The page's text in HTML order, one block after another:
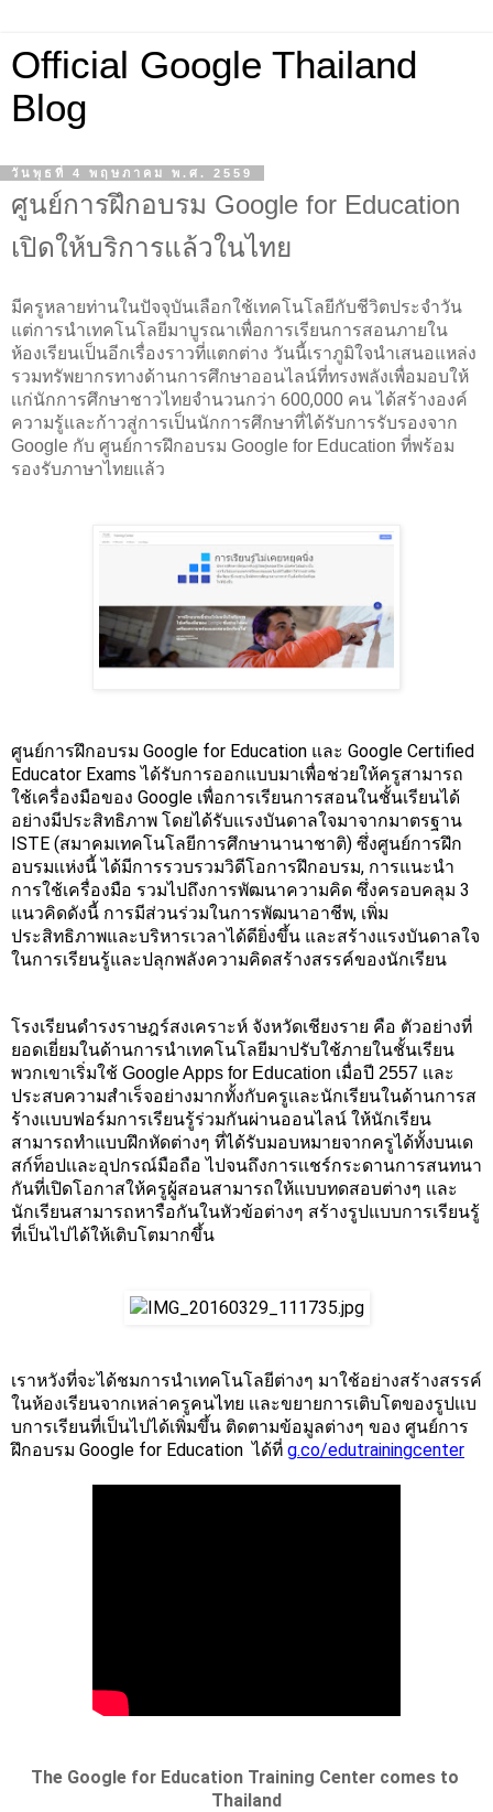
Official Google Thailand
Blog
วันพุธที่ 4 พฤษภาคม พ.ศ. 2559
ศูนย์การฝึกอบรม Google for Education
เปิดให้บริการแล้วในไทย
มีครูหลายท่านในปัจจุบันเลือกใช้เทคโนโลยีกับชีวิตประจำวัน
แต่การนำเทคโนโลยีมาบูรณาเพื่อการเรียนการสอนภายใน
ห้องเรียนเป็นอีกเรื่องราวที่แตกต่าง วันนี้เราภูมิใจนำเสนอแหล่ง
รวมทรัพยากรทางด้านการศึกษาออนไลน์ที่ทรงพลังเพื่อมอบให้
เเก่นักการศึกษาชาวไทยจำนวนกว่า 600,000 คน ได้สร้างองค์
ความรู้และก้าวสู่การเป็นนักการศึกษาที่ได้รับการรับรองจาก
Google กับ ศูนย์การฝึกอบรม Google for Education ที่พร้อม
รองรับภาษาไทยเเล้ว
ศูนย์การฝึกอบรม Google for Education และ Google Certified
Educator Exams ได้รับการออกแบบมาเพื่อช่วยให้ครูสามารถ
ใช้เครื่องมือของ Google เพื่อการเรียนการสอนในชั้นเรียนได้
อย่างมีประสิทธิภาพ โดยได้รับแรงบันดาลใจมาจากมาตรฐาน
ISTE (สมาคมเทคโนโลยีการศึกษานานาชาติ) ซึ่งศูนย์การฝึก
อบรมเเห่งนี้ ได้มีการรวบรวมวิดีโอการฝึกอบรม, การแนะนำ
การใช้เครื่องมือ รวมไปถึงการพัฒนาความคิด ซึ่งครอบคลุม 3
แนวคิดดังนี้ การมีส่วนร่วมในการพัฒนาอาชีพ, เพิ่ม
ประสิทธิภาพและบริหารเวลาได้ดียิ่งขึ้น และสร้างแรงบันดาลใจ
ในการเรียนรู้และปลุกพลังความคิดสร้างสรรค์ของนักเรียน
โรงเรียนดำรงราษฎร์สงเคราะห์ จังหวัดเชียงราย คือ ตัวอย่างที่
ยอดเยี่ยมในด้านการนำเทคโนโลยีมาปรับใช้ภายในชั้นเรียน
พวกเขาเริ่มใช้ Google Apps for Education เมื่อปี 2557 เเละ
ประสบความสำเร็จอย่างมากทั้งกับครูเเละนักเรียนในด้านการส
ร้างเเบบฟอร์มการเรียนรู้ร่วมกันผ่านออนไลน์ ให้นักเรียน
สามารถทำแบบฝึกหัดต่างๆ ที่ได้รับมอบหมายจากครูได้ทั้งบนเด
สก์ท็อปเเละอุปกรณ์มือถือ ไปจนถึงการเเชร์กระดานการสนทนา
กันที่เปิดโอกาสให้ครูผู้สอนสามารถให้แบบทดสอบต่างๆ เเละ
นักเรียนสามารถหารือกันในหัวข้อต่างๆ สร้างรูปแบบการเรียนรู้
ที่เป็นไปได้ให้เติบโตมากขึ้น
เราหวังที่จะได้ชมการนำเทคโนโลยีต่างๆ มาใช้อย่างสร้างสรรค์
ในห้องเรียนจากเหล่าครูคนไทย เเละขยายการเติบโตของรูปเเบ
บการเรียนที่เป็นไปได้เพิ่มขึ้น ติดตามข้อมูลต่างๆ ของ ศูนย์การ
ฝึกอบรม Google for Education  ได้ที่ g.co/edutrainingcenter
The Google for Education Training Center comes to
Thailand